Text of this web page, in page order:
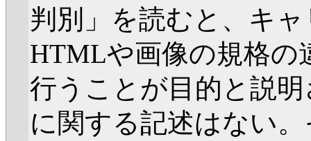
判別」を読むと、キ
HTMLや画像の規格の
行うことが目的と説
に関する記述はない